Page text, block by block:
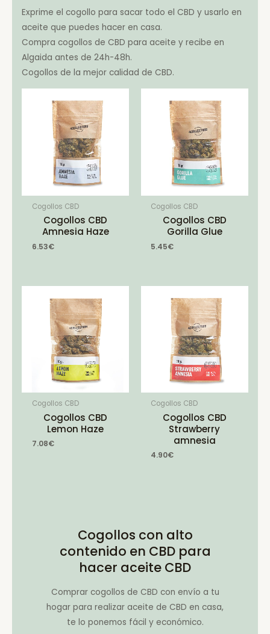
Exprime el cogollo para sacar todo el CBD y usarlo en
aceite que puedes hacer en casa.
Compra cogollos de CBD para aceite y recibe en
Algaida antes de 24h-48h.
Cogollos de la mejor calidad de CBD.
Cogollos CBD
Cogollos CBD
Amnesia Haze
6.53€
Cogollos CBD
Cogollos CBD
Gorilla Glue
5.45€
Cogollos CBD
Cogollos CBD
Lemon Haze
7.08€
Cogollos CBD
Cogollos CBD
Strawberry
amnesia
4.90€
Cogollos con alto
contenido en CBD para
hacer aceite CBD
Comprar cogollos de CBD con envío a tu
hogar para realizar aceite de CBD en casa,
te lo ponemos fácil y económico.